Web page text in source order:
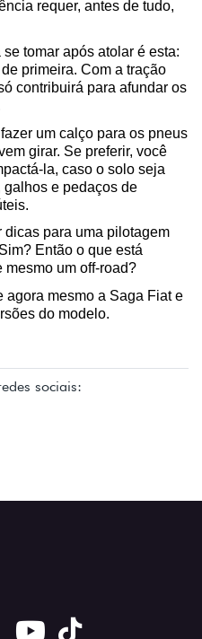
requer, antes de tudo,
tomar após atolar é esta:
primeira. Com a tração
contribuirá para afundar os
um calço para os pneus
girar. Se preferir, você
la, caso o solo seja
galhos e pedaços de
dicas para uma pilotagem
Então o que está
um off-road?
agora mesmo a Saga Fiat e
do modelo.
sociais: